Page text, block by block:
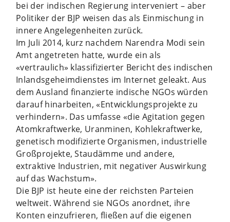
bei der indischen Regierung interveniert – aber
Politiker der BJP weisen das als Einmischung in
innere Angelegenheiten zurück.
Im Juli 2014, kurz nachdem Narendra Modi sein
Amt angetreten hatte, wurde ein als
«vertraulich» klassifizierter Bericht des indischen
Inlandsgeheimdienstes im Internet geleakt. Aus
dem Ausland finanzierte indische NGOs würden
darauf hinarbeiten, «Entwicklungsprojekte zu
verhindern». Das umfasse «die Agitation gegen
Atomkraftwerke, Uranminen, Kohlekraftwerke,
genetisch modifizierte Organismen, industrielle
Großprojekte, Staudämme und andere,
extraktive Industrien, mit negativer Auswirkung
auf das Wachstum».
Die BJP ist heute eine der reichsten Parteien
weltweit. Während sie NGOs anordnet, ihre
Konten einzufrieren, fließen auf die eigenen